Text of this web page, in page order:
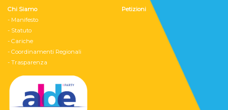
Chi Siamo
- Manifesto
- Statuto
- Cariche
- Coordinamenti Regionali
- Trasparenza
Petizioni